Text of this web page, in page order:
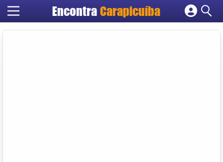
EncontraCarapicuíba
Cadastrar empresa